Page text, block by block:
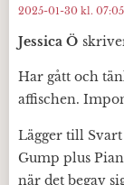
Jessica Ö
2025-01-30 kl. 07:05
Har gått och
affischen.
Lägger till
Gump plus
när det begav